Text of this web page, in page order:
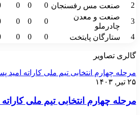
2
صنعت مس رفسنجان 0
0
0
3
صنعت و معدن
چادرملو
0
0
0
4
ستارگان پایتخت 0
0
0
گالری تصاویر
مرحله چهارم انتخابی تیم ملی کاراته امید
۲۵ تیر, ۱۴۰۳
مرحله چهارم انتخابی تیم ملی